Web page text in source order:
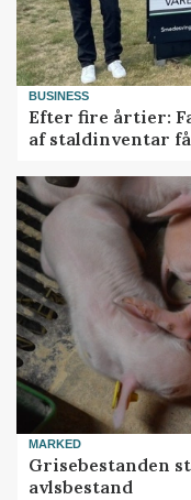
BUSINESS
Efter fire årtier:
af staldinventar
MARKED
Grisebestanden
avlsbestand